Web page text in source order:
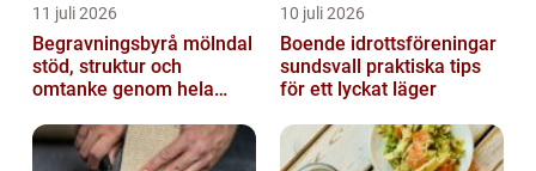
11 juli 2026
Begravningsbyrå mölndal
stöd, struktur och
omtanke genom hela
10 juli 2026
Boende idrottsföreningar
sundsvall praktiska tips
för ett lyckat läger